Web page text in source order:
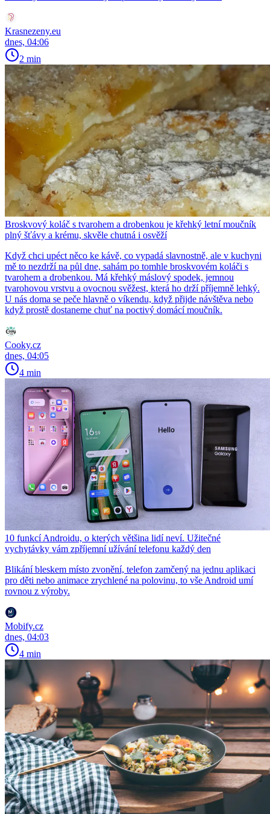
Krasnezeny.eu
dnes, 04:06
2 min
Broskvový koláč s tvarohem a drobenkou je křehký letní moučník
plný šťávy a krému, skvěle chutná i osvěží
Když chci upéct něco ke kávě, co vypadá slavnostně, ale v kuchyni
mě to nezdrží na půl dne, sahám po tomhle broskvovém koláči s
tvarohem a drobenkou. Má křehký máslový spodek, jemnou
tvarohovou vrstvu a ovocnou svěžest, která ho drží příjemně lehký.
U nás doma se peče hlavně o víkendu, když přijde návštěva nebo
když prostě dostaneme chuť na poctivý domácí moučník.
Cooky.cz
dnes, 04:05
4 min
10 funkcí Androidu, o kterých většina lidí neví. Užitečné
vychytávky vám zpříjemní užívání telefonu každý den
Blikání bleskem místo zvonění, telefon zamčený na jednu aplikaci
pro děti nebo animace zrychlené na polovinu, to vše Android umí
rovnou z výroby.
Mobify.cz
dnes, 04:03
4 min